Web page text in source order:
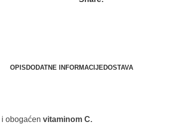
OPISDODATNE INFORMACIJEDOSTAVA
i obogaćen vitaminom C.